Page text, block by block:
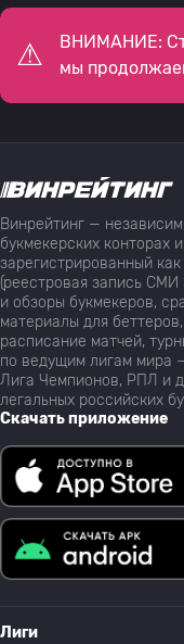
ВНИМАНИЕ:
мы
Винрейтинг —
букмекерских конторах
зарегистрированный
(реестровая запись
и обзоры букмекеров,
материалы для
расписание матчей,
по ведущим лигам мира
Лига Чемпионов, РПЛ и
легальных российских
Скачать приложение
Лиги